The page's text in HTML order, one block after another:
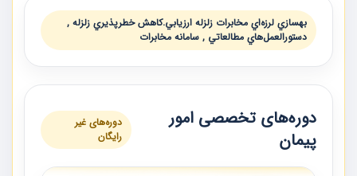
بهسازي لرزه‌اي مخابرات زلزله ارزيابي.كاهش خطرپذيري زلزله ,
دستورالعمل‌هاي مطالعاتي , سامانه مخابرات
دوره‌های تخصصی امور
پیمان
دوره‌های غیر
رایگان